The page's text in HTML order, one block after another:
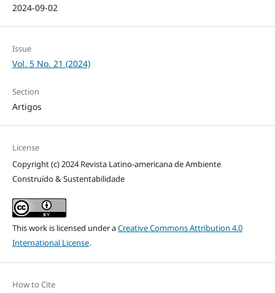
2024-09-02
Issue
Vol. 5 No. 21 (2024)
Section
Artigos
License
Copyright (c) 2024 Revista Latino-americana de Ambiente
Construído & Sustentabilidade
This work is licensed under aCreative Commons Attribution 4.0
International License.
How to Cite